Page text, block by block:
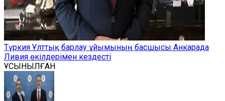
Түркия Ұлттық барлау ұйымының басшысы Анкарада
Ливия өкілдерімен кездесті
ҰСЫНЫЛҒАН